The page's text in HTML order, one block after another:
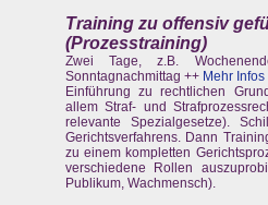
Training zu offensiv
(Prozesstraining)
Zwei Tage, z.B.
Sonntagnachmittag ++ Mehr
Einführung zu rechtlichen
allem Straf- und
relevante Spezialgesetze).
Gerichtsverfahrens. Dann
zu einem kompletten
verschiedene Rollen
Publikum, Wachmensch).